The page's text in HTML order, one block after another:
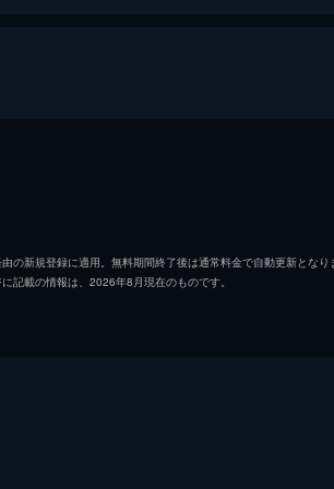
アレックス・ラファロウィッツ
の新規登録に適用。無料期間終了後は通常料金で自動更新となり
記載の情報は、2026年8月現在のものです。